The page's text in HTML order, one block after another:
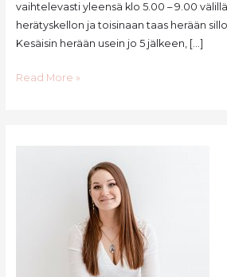
vaihtelevasti yleensä klo 5.00 – 9.00
herätyskellon ja toisinaan taas herään
Kesäisin herään usein jo 5 jälkeen, […]
Elämää
Read More »